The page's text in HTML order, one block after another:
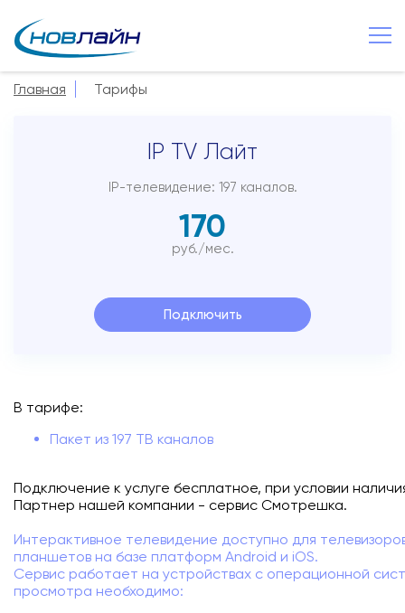
Малая Вишера
Зона охвата
Личный кабинет
Главная Тарифы
IP TV Лайт
IP-телевидение: 197 каналов.
170
руб./мес.
Подключить
В тарифе:
Пакет из 197 ТВ каналов
Подключение к услуге бесплатное, при условии
Партнер нашей компании - сервис Смотрешка.
Интерактивное телевидение доступно для
планшетов на базе платформ Android и iOS.
Сервис работает на устройствах с операционной
просмотра необходимо: